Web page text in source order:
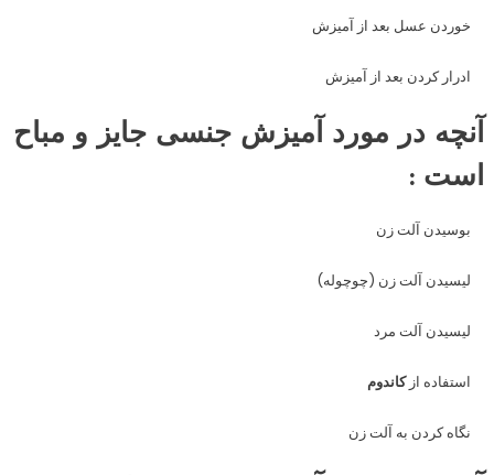
خوردن عسل بعد از آمیزش
ادرار کردن بعد از آمیزش
آنچه در مورد آمیزش جنسی جایز و مباح
است :
بوسیدن آلت زن
لیسیدن آلت زن (چوچوله)
لیسیدن آلت مرد
استفاده ازکاندوم
نگاه کردن به آلت زن